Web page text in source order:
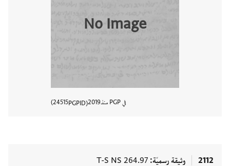
No Image
في PGP منذ 2019
PGPID
24515
2112 وثيقة رسميّة T-S NS 264.97